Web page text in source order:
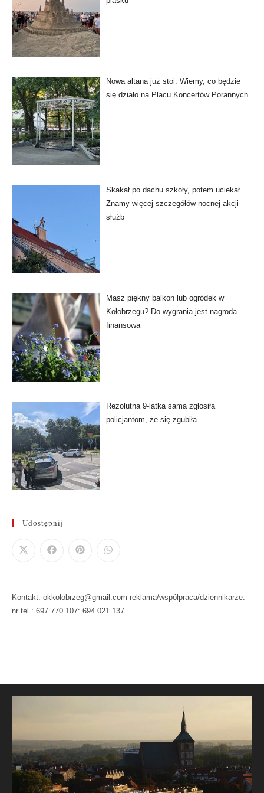
Nowa altana już stoi. Wiemy, co będzie
się działo na Placu Koncertów Porannych
Skakał po dachu szkoły, potem uciekał.
Znamy więcej szczegółów nocnej akcji
służb
Masz piękny balkon lub ogródek w
Kołobrzegu? Do wygrania jest nagroda
finansowa
Rezolutna 9-latka sama zgłosiła
policjantom, że się zgubiła
Udostępnij
Kontakt: okkolobrzeg@gmail.com reklama/współpraca/dziennikarze:
nr tel.: 697 770 107: 694 021 137